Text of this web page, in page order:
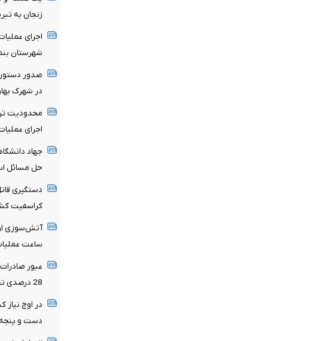
زنجان به
اجرای
شهرستان
در شهرک
محدودیت
اجرای
جهاد
حل مسائل
دستگیری
کراسفیت
آتش‌سوزی
ساعت
عبور
28 درصدی تجارت خارجی در 4 ماهه نخست سال جاری
در اوج نیاز
دست و